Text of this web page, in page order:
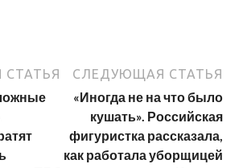
СЛЕДУЮЩАЯ СТАТЬЯ
«Иногда не на что было
кушать». Российская
фигуристка рассказала,
как работала уборщицей